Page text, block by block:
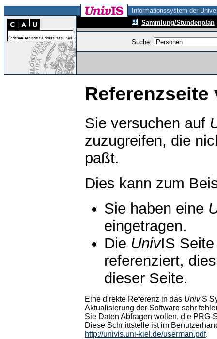
Informationssystem der
Sammlung/Stundenplan
Suche:
Referenzseite
Sie versuchen auf
zuzugreifen, die
paßt.
Dies kann zum
Sie haben eine
eingetragen.
Die UnivIS
referenziert,
dieser Seite.
Eine direkte Referenz in das UnivIS
Aktualisierung der Software sehr
Sie Daten Abfragen wollen, die PRG-
Diese Schnittstelle ist im
http://univis.uni-kiel.de/userman.pdf.